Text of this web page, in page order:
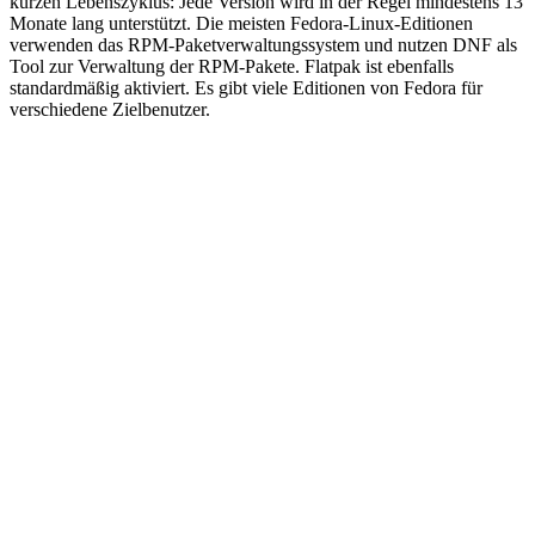
Monate lang unterstützt. Die meisten Fedora-Linux-Editionen
verwenden das RPM-Paketverwaltungssystem und nutzen DNF als
Tool zur Verwaltung der RPM-Pakete. Flatpak ist ebenfalls
standardmäßig aktiviert. Es gibt viele Editionen von Fedora für
verschiedene Zielbenutzer.